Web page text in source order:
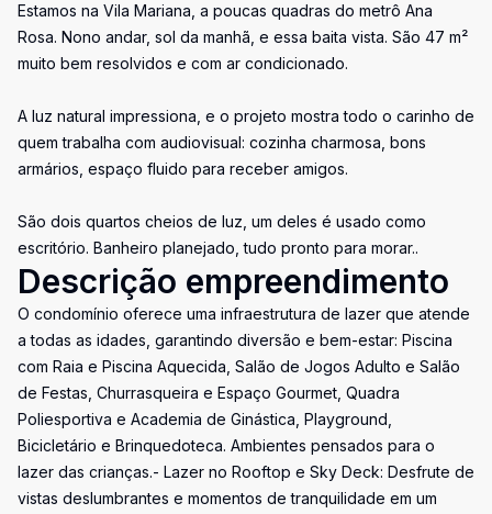
Estamos na Vila Mariana, a poucas quadras do metrô Ana
Rosa. Nono andar, sol da manhã, e essa baita vista. São 47 m²
muito bem resolvidos e com ar condicionado.
A luz natural impressiona, e o projeto mostra todo o carinho de
quem trabalha com audiovisual: cozinha charmosa, bons
armários, espaço fluido para receber amigos.
São dois quartos cheios de luz, um deles é usado como
escritório. Banheiro planejado, tudo pronto para morar..
Descrição empreendimento
O condomínio oferece uma infraestrutura de lazer que atende
a todas as idades, garantindo diversão e bem-estar: Piscina
com Raia e Piscina Aquecida, Salão de Jogos Adulto e Salão
de Festas, Churrasqueira e Espaço Gourmet, Quadra
Poliesportiva e Academia de Ginástica, Playground,
Bicicletário e Brinquedoteca. Ambientes pensados para o
lazer das crianças.- Lazer no Rooftop e Sky Deck: Desfrute de
vistas deslumbrantes e momentos de tranquilidade em um